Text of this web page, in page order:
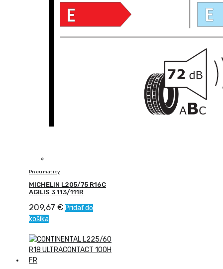
Pneumatiky
MICHELIN L205/75 R16C
AGILIS 3 113/111R
209,67 € Pridať do
košíka